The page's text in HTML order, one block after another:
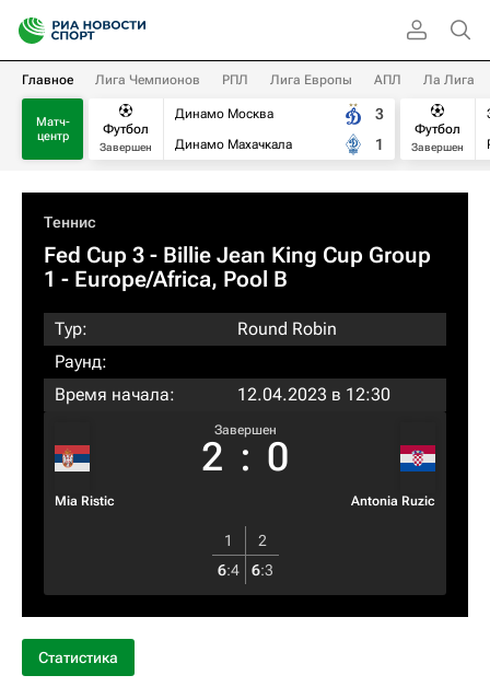
Главное Лига Чемпионов РПЛ Лига Европы АПЛ Ла Лига
Матч-
центр
Футбол
Завершен
Динамо Москва
Динамо Махачкала
3
1
Футбол
Завершен
Теннис
Fed Cup 3 - Billie Jean King Cup Group
1 - Europe/Africa, Pool B
Тур:
Round Robin
Раунд:
Время начала:
12.04.2023 в 12:30
Mia Ristic
Завершен
2 : 0
Antonia Ruzic
1
2
6:4 6:3
Статистика